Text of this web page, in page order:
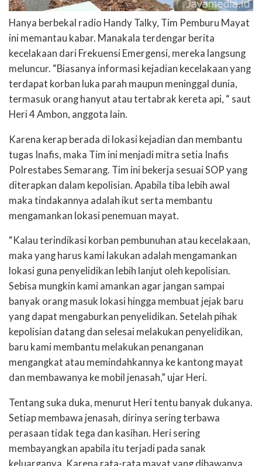
Hanya berbekal radio Handy Talky, Tim Pemburu Mayat
ini memantau kabar. Manakala terdengar berita
kecelakaan dari Frekuensi Emergensi, mereka langsung
meluncur. “Biasanya informasi kejadian kecelakaan yang
terdapat korban luka parah maupun meninggal dunia,
termasuk orang hanyut atau tertabrak kereta api, “ saut
Heri 4 Ambon, anggota lain.
Karena kerap berada di lokasi kejadian dan membantu
tugas Inafis, maka Tim ini menjadi mitra setia Inafis
Polrestabes Semarang. Tim ini bekerja sesuai SOP yang
diterapkan dalam kepolisian. Apabila tiba lebih awal
maka tindakannya adalah ikut serta membantu
mengamankan lokasi penemuan mayat.
“Kalau terindikasi korban pembunuhan atau kecelakaan,
maka yang harus kami lakukan adalah mengamankan
lokasi guna penyelidikan lebih lanjut oleh kepolisian.
Sebisa mungkin kami amankan agar jangan sampai
banyak orang masuk lokasi hingga membuat jejak baru
yang dapat mengaburkan penyelidikan. Setelah pihak
kepolisian datang dan selesai melakukan penyelidikan,
baru kami membantu melakukan penanganan
mengangkat atau memindahkannya ke kantong mayat
dan membawanya ke mobil jenasah,” ujar Heri.
Tentang suka duka, menurut Heri tentu banyak dukanya.
Setiap membawa jenasah, dirinya sering terbawa
perasaan tidak tega dan kasihan. Heri sering
membayangkan apabila itu terjadi pada sanak